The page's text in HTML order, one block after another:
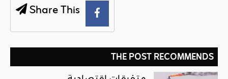
Share This
THE POST RECOMMENDS